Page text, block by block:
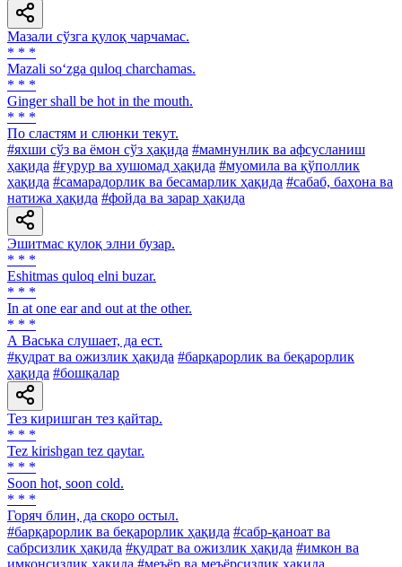
Мазали сўзга қулоқ чарчамас.
* * *
Mazali so‘zga quloq charchamas.
* * *
Ginger shall be hot in the mouth.
* * *
По сластям и слюнки текут.
#яхши сўз ва ёмон сўз ҳақида #мамнунлик ва афсусланиш
ҳақида #ғурур ва хушомад ҳақида #муомила ва қўполлик
ҳақида #самарадорлик ва бесамарлик ҳақида #сабаб, баҳона ва
натижа ҳақида #фойда ва зарар ҳақида
Эшитмас қулоқ элни бузар.
* * *
Eshitmas quloq elni buzar.
* * *
In at one ear and out at the other.
* * *
А Васька слушает, да ест.
#қудрат ва ожизлик ҳақида #барқарорлик ва беқарорлик
ҳақида #бошқалар
Тез киришган тез қайтар.
* * *
Tez kirishgan tez qaytar.
* * *
Soon hot, soon cold.
* * *
Горяч блин, да скоро остыл.
#барқарорлик ва беқарорлик ҳақида #сабр-қаноат ва
сабрсизлик ҳақида #қудрат ва ожизлик ҳақида #имкон ва